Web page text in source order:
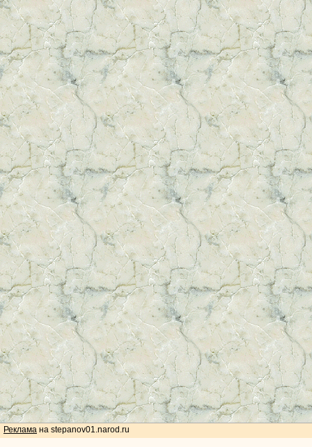
Реклама на stepanov01.narod.ru